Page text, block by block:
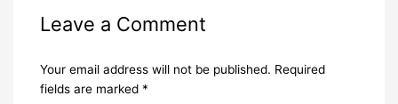
Leave a Comment
Your email address will not be published. Required
fields are marked *